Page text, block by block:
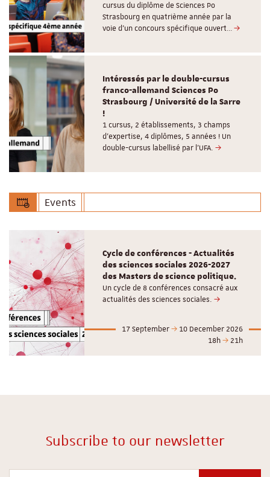
cursus du diplôme de Sciences Po
Strasbourg en quatrième année par la
voie d’un concours spécifique ouvert…
Intéressés par le double-cursus
franco-allemand Sciences Po
Strasbourg / Université de la Sarre
!
1 cursus, 2 établissements, 3 champs
d’expertise, 4 diplômes, 5 années ! Un
double-cursus labellisé par l'UFA.
Events
Cycle de conférences - Actualités
des sciences sociales 2026-2027
des Masters de science politique.
Un cycle de 8 conférences consacré aux
actualités des sciences sociales.
17 September
10 December 2026
18h
21h
Subscribe to our newsletter